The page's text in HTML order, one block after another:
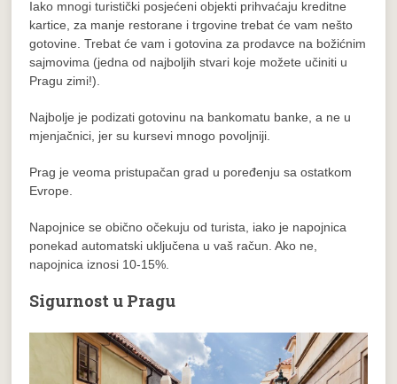
Iako mnogi turistički posjećeni objekti prihvaćaju kreditne
kartice, za manje restorane i trgovine trebat će vam nešto
gotovine. Trebat će vam i gotovina za prodavce na božićnim
sajmovima (jedna od najboljih stvari koje možete učiniti u
Pragu zimi!).
Najbolje je podizati gotovinu na bankomatu banke, a ne u
mjenjačnici, jer su kursevi mnogo povoljniji.
Prag je veoma pristupačan grad u poređenju sa ostatkom
Evrope.
Napojnice se obično očekuju od turista, iako je napojnica
ponekad automatski uključena u vaš račun. Ako ne,
napojnica iznosi 10-15%.
Sigurnost u Pragu